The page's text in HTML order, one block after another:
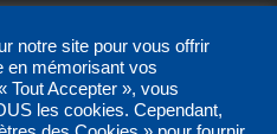
notre site pour vous offrir
en mémorisant vos
Tout Accepter », vous
les cookies. Cependant,